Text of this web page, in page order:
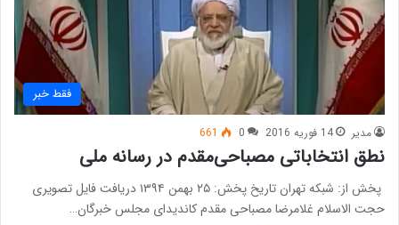
فقط خبر
مدیر 14 فوریه 2016 0
661
نطق انتخاباتی مصباحی‌مقدم در رسانه ملی
پخش از: شبکه تهران تاریخ پخش: ۲۵ بهمن ۱۳۹۴ دریافت فایل تصویری
حجت الاسلام غلامرضا مصباحی مقدم کاندیدای مجلس خبرگان…